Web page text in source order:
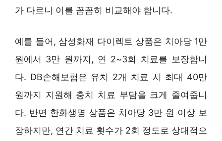
가 다르니 이를 꼼꼼히 비교해야 합니다.
예를 들어, 삼성화재 다이렉트 상품은 치아당 1만
원에서 3만 원까지, 연 2~3회 치료를 보장합니
다. DB손해보험은 유치 2개 치료 시 최대 40만
원까지 지원해 충치 치료 부담을 크게 줄여줍니
다. 반면 한화생명 상품은 치아당 3만 원 이상 보
장하지만, 연간 치료 횟수가 2회 정도로 상대적으